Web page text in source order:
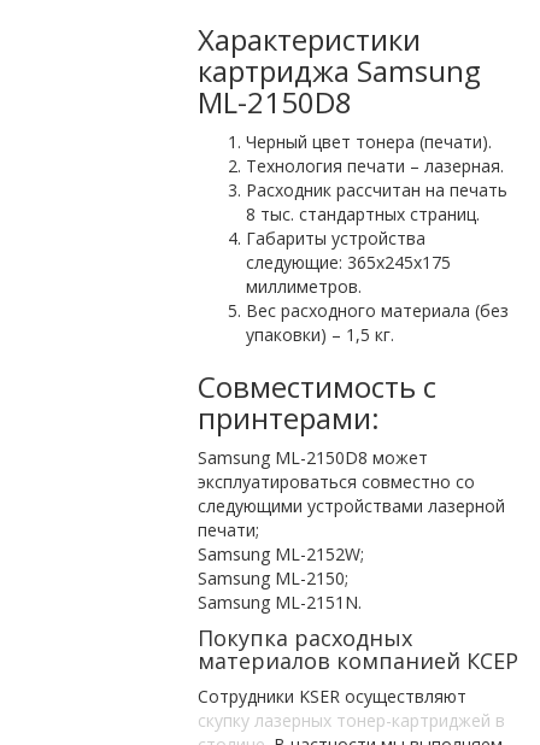
Характеристики
картриджа Samsung
ML-2150D8
Черный цвет тонера (печати).
Технология печати – лазерная.
Расходник рассчитан на печать
8 тыс. стандартных страниц.
Габариты устройства
следующие: 365х245х175
миллиметров.
Вес расходного материала (без
упаковки) – 1,5 кг.
Совместимость с
принтерами:
Samsung ML-2150D8 может
эксплуатироваться совместно со
следующими устройствами лазерной
печати;
Samsung ML-2152W;
Samsung ML-2150;
Samsung ML-2151N.
Покупка расходных
материалов компанией КСЕР
Сотрудники KSER осуществляют
скупку лазерных тонер-картриджей в